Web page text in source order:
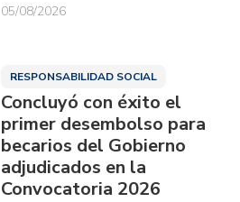
05/08/2026
RESPONSABILIDAD SOCIAL
Concluyó con éxito el
primer desembolso para
becarios del Gobierno
adjudicados en la
Convocatoria 2026